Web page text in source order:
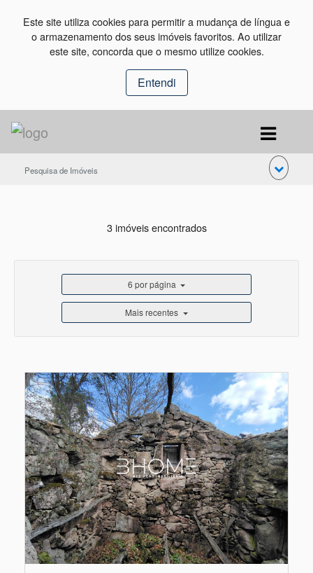
Este site utiliza cookies para permitir a mudança de língua e
o armazenamento dos seus imóveis favoritos. Ao utilizar
este site, concorda que o mesmo utilize cookies.
Entendi
Pesquisa de Imóveis
3 imóveis encontrados
6 por página
Mais recentes